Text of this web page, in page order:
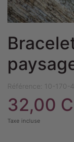
Référence: 10-170-
32,00
Taxe incluse